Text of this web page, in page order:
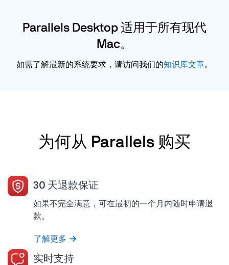
Parallels Desktop 适用于所有现代
Mac。
如需了解最新的系统要求，请访问我们的知识库文章。
为何从 Parallels 购买
30 天退款保证
如果不完全满意，可在最初的一个月内随时申请退
款。
了解更多
实时支持